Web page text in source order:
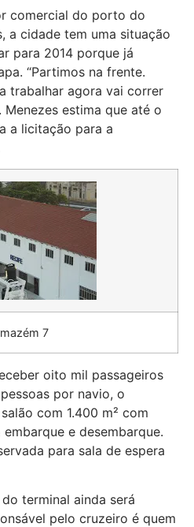
comercial do porto do
a cidade tem uma situação
para 2014 porque já
“Partimos na frente.
trabalhar agora vai correr
estima que até o
a licitação para a
7
oito mil passageiros
por navio, o
com 1.400 m² com
e desembarque.
para sala de espera
terminal ainda será
pelo cruzeiro é quem